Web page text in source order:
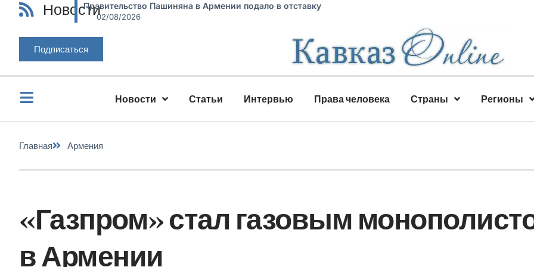
НовостиПравительство Пашиняна в Армении подало в отставку
02/08/2026
Подписаться
Новости Статьи Интервью Права человека Страны Регионы
Главная Армения
«Газпром» стал газовым
в Армении